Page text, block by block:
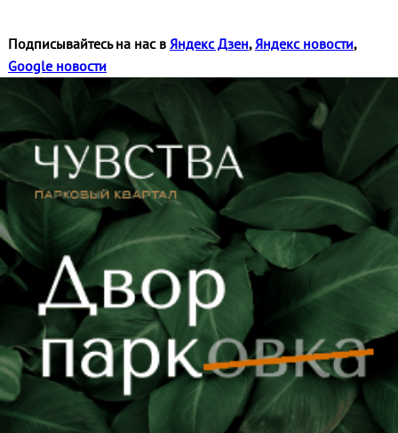
Подписывайтесь на нас в Яндекс Дзен, Яндекс новости,
Google новости